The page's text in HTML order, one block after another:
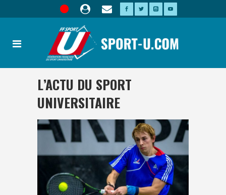
L’ACTU DU SPORT
UNIVERSITAIRE